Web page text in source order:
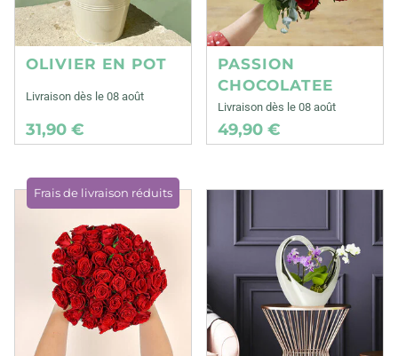
OLIVIER EN POT
Livraison dès le 08 août
31,90 €
PASSION
CHOCOLATEE
Livraison dès le 08 août
49,90 €
Frais de livraison réduits